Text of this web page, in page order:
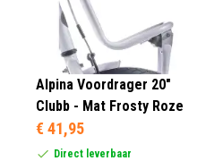
Alpina Voordrager 20"
Clubb - Mat Frosty Roze
€ 41,95
Direct leverbaar